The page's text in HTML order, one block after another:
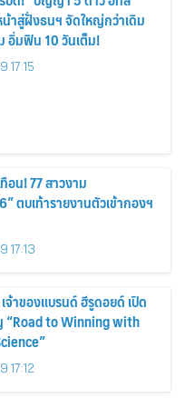
าสู่ฝั่งธนฯ จัดใหญ่กว่าเดิม
อิ่มฟิน 10 วันเต็ม!
17:15
อน! 77 สาวงาม
ตบเท้ารายงานตัวเข้ากองฯ
17:13
เจ้าของแบรนด์ ฮีรูดอยด์ เปิด
“Road to Winning with
17:12